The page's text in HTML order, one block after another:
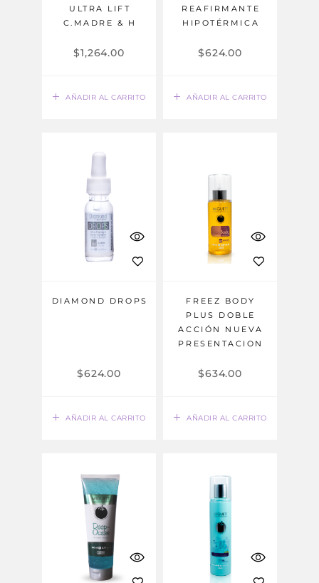
AÑADIR AL CARRITO
ULTRA LIFT
C.MADRE & H
$1,264.00
AÑADIR AL CARRITO
REAFIRMANTE
HIPOTÉRMICA
$624.00
AÑADIR AL CARRITO
DIAMOND DROPS
$624.00
AÑADIR AL CARRITO
FREEZ BODY
PLUS DOBLE
ACCIÓN NUEVA
PRESENTACION
$634.00